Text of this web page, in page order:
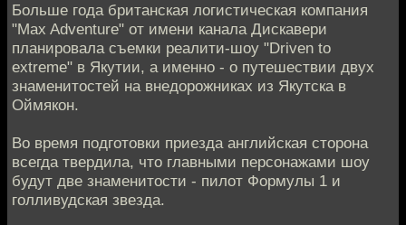
Больше года британская логистическая компания
"Max Adventure" от имени канала Дискавери
планировала съемки реалити-шоу "Driven to
extreme" в Якутии, а именно - о путешествии двух
знаменитостей на внедорожниках из Якутска в
Оймякон.
Во время подготовки приезда английская сторона
всегда твердила, что главными персонажами шоу
будут две знаменитости - пилот Формулы 1 и
голливудская звезда.